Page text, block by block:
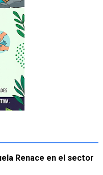
Renace en el sector